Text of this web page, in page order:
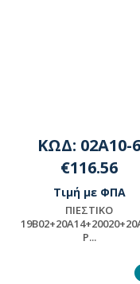
ΚΩΔ: 02A10-6
€116.56
Τιμή με ΦΠΑ
ΠΙΕΣΤΙΚΟ
P...
ΠΑΡΑΚΑΛΟΥΜΕ